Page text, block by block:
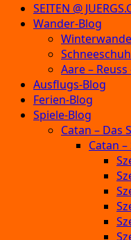
SEITEN @
Wander-Blog
Aare –
Ausflugs-Blog
Ferien-Blog
Spiele-Blog
Catan – Das
Catan